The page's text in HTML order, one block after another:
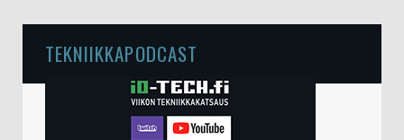
TEKNIIKKAPODCAST